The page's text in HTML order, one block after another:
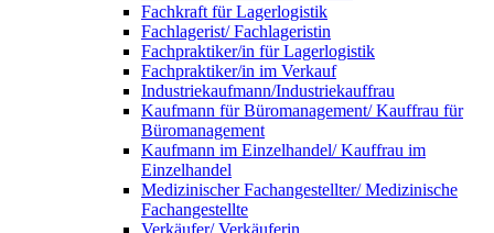
Fachkraft für Lagerlogistik
Fachlagerist/ Fachlageristin
Fachpraktiker/in für Lagerlogistik
Fachpraktiker/in im Verkauf
Industriekaufmann/Industriekauffrau
Kaufmann für Büromanagement/ Kauffrau für
Büromanagement
Kaufmann im Einzelhandel/ Kauffrau im
Einzelhandel
Medizinischer Fachangestellter/ Medizinische
Fachangestellte